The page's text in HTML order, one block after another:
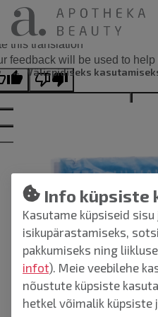
Liigu
Välispidiseks
text
this translation
feedback will be used to
Info küpsiste
Kasutame küpsiseid
isikupärastamiseks,
pakkumiseks ning
infot). Meie veebilehe
nõustute küpsiste
hetkel võimalik küpsiste